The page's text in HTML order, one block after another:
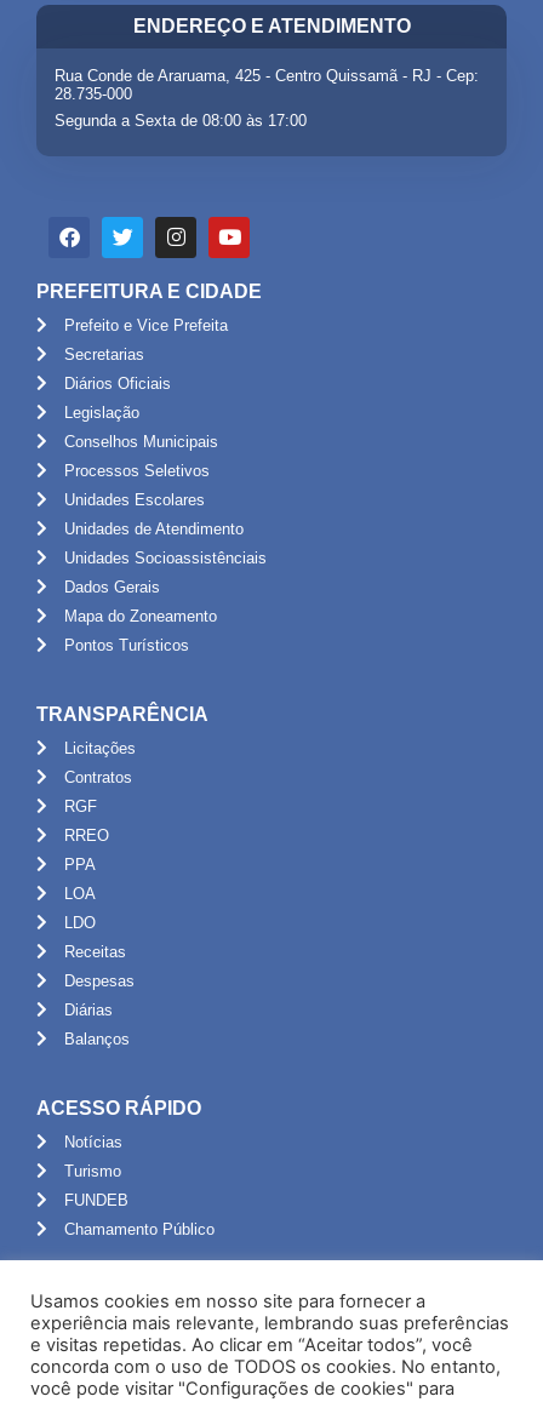
ENDEREÇO E ATENDIMENTO
Rua Conde de Araruama, 425 - Centro Quissamã - RJ - Cep:
28.735-000
Segunda a Sexta de 08:00 às 17:00
PREFEITURA E CIDADE
Prefeito e Vice Prefeita
Secretarias
Diários Oficiais
Legislação
Conselhos Municipais
Processos Seletivos
Unidades Escolares
Unidades de Atendimento
Unidades Socioassistênciais
Dados Gerais
Mapa do Zoneamento
Pontos Turísticos
TRANSPARÊNCIA
Licitações
Contratos
RGF
RREO
PPA
LOA
LDO
Receitas
Despesas
Diárias
Balanços
ACESSO RÁPIDO
Notícias
Turismo
FUNDEB
Chamamento Público
Portal do Servidor
Webmail
Administração
Usamos cookies em nosso site para fornecer a
experiência mais relevante, lembrando suas preferências
e visitas repetidas. Ao clicar em “Aceitar todos”, você
concorda com o uso de TODOS os cookies. No entanto,
você pode visitar "Configurações de cookies" para